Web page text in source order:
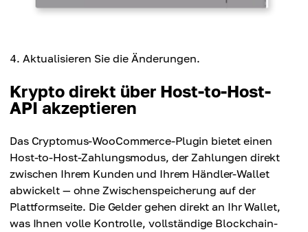
Aktualisieren Sie die Änderungen.
Krypto direkt über Host-to-Host-
API akzeptieren
Das Cryptomus-WooCommerce-Plugin bietet einen
Host-to-Host-Zahlungsmodus, der Zahlungen direkt
zwischen Ihrem Kunden und Ihrem Händler-Wallet
abwickelt — ohne Zwischenspeicherung auf der
Plattformseite. Die Gelder gehen direkt an Ihr Wallet,
was Ihnen volle Kontrolle, vollständige Blockchain-